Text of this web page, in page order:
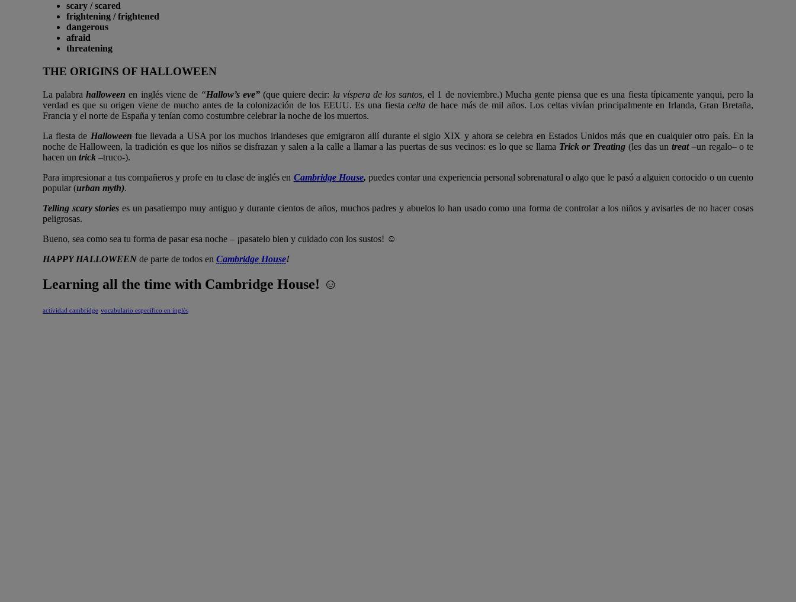
scary / scared
frightening / frightened
dangerous
afraid
threatening
THE ORIGINS OF HALLOWEEN
La palabrahalloween en inglés viene de “Hallow’s eve” (que quiere decir: la víspera de los santos, el 1 de noviembre.) Mucha gente piensa que es una fiesta típicamente yanqui, pero la
verdad es que su origen viene de mucho antes de la colonización de los EEUU. Es una fiestacelta de hace más de mil años. Los celtas vivían principalmente en Irlanda, Gran Bretaña,
Francia y el norte de España y tenían como costumbre celebrar la noche de los muertos.
La fiesta de Halloween fue llevada a USA por los muchos irlandeses que emigraron allí durante el siglo XIX y ahora se celebra en Estados Unidos más que en cualquier otro país. En la
noche de Halloween, la tradición es que los niños se disfrazan y salen a la calle a llamar a las puertas de sus vecinos: es lo que se llama Trick or Treating (les das untreat –un regalo– o te
hacen un trick –truco-).
Para impresionar a tus compañeros y profe en tu clase de inglés en Cambridge House, puedes contar una experiencia personal sobrenatural o algo que le pasó a alguien conocido o un cuento
popular (urban myth).
Telling scary stories es un pasatiempo muy antiguo y durante cientos de años, muchos padres y abuelos lo han usado como una forma de controlar a los niños y avisarles de no hacer cosas
peligrosas.
Bueno, sea como sea tu forma de pasar esa noche – ¡pasatelo bien y cuidado con los sustos! ☺
HAPPY HALLOWEEN de parte de todos en Cambridge House!
Learning all the time with Cambridge House! ☺
actividad cambridge vocabulario específico en inglés